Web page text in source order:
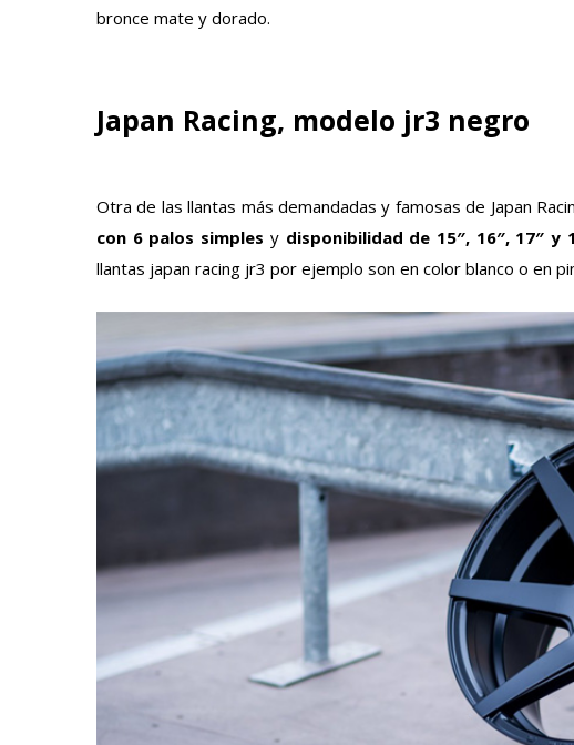
bronce mate y dorado.
Japan Racing, modelo jr3 negro
Otra de las llantas más demandadas y famosas de Japan
con 6 palos simples y disponibilidad de 15″, 16″, 17″ y
llantas japan racing jr3 por ejemplo son en color blanco o en